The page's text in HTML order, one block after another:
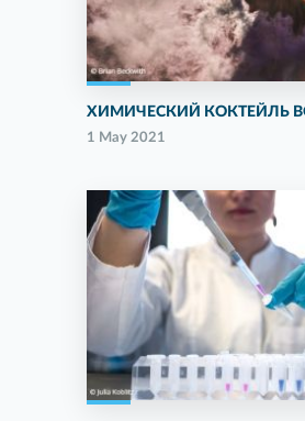
ХИМИЧЕСКИЙ КОКТЕЙЛЬ
1 May 2021